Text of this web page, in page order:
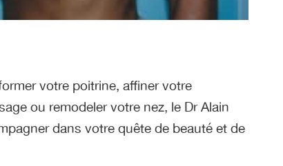
votre poitrine, affiner votre
ou remodeler votre nez, le Dr Alain
dans votre quête de beauté et de